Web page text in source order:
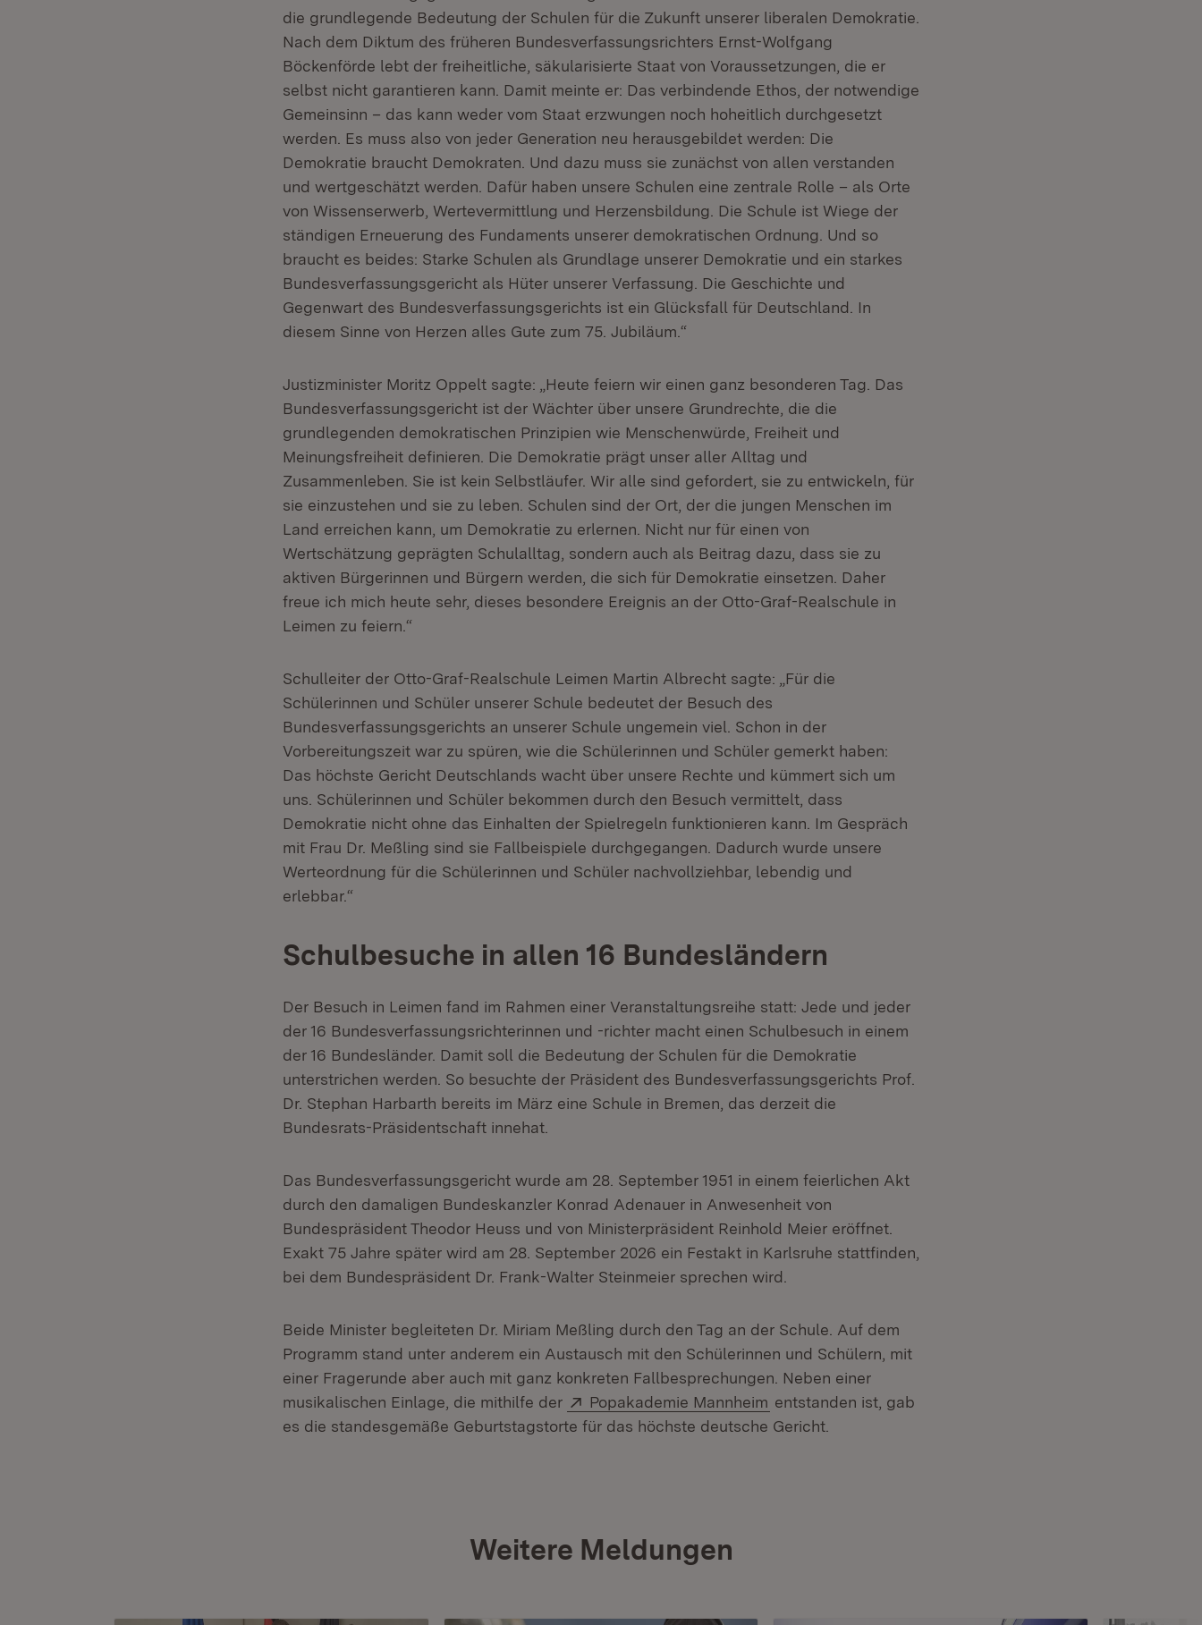
die grundlegende Bedeutung der Schulen für die Zukunft unserer liberalen Demokratie.
Nach dem Diktum des früheren Bundesverfassungsrichters Ernst-Wolfgang
Böckenförde lebt der freiheitliche, säkularisierte Staat von Voraussetzungen, die er
selbst nicht garantieren kann. Damit meinte er: Das verbindende Ethos, der notwendige
Gemeinsinn – das kann weder vom Staat erzwungen noch hoheitlich durchgesetzt
werden. Es muss also von jeder Generation neu herausgebildet werden: Die
Demokratie braucht Demokraten. Und dazu muss sie zunächst von allen verstanden
und wertgeschätzt werden. Dafür haben unsere Schulen eine zentrale Rolle – als Orte
von Wissenserwerb, Wertevermittlung und Herzensbildung. Die Schule ist Wiege der
ständigen Erneuerung des Fundaments unserer demokratischen Ordnung. Und so
braucht es beides: Starke Schulen als Grundlage unserer Demokratie und ein starkes
Bundesverfassungsgericht als Hüter unserer Verfassung. Die Geschichte und
Gegenwart des Bundesverfassungsgerichts ist ein Glücksfall für Deutschland. In
diesem Sinne von Herzen alles Gute zum 75. Jubiläum.“
Justizminister Moritz Oppelt sagte: „Heute feiern wir einen ganz besonderen Tag. Das
Bundesverfassungsgericht ist der Wächter über unsere Grundrechte, die die
grundlegenden demokratischen Prinzipien wie Menschenwürde, Freiheit und
Meinungsfreiheit definieren. Die Demokratie prägt unser aller Alltag und
Zusammenleben. Sie ist kein Selbstläufer. Wir alle sind gefordert, sie zu entwickeln, für
sie einzustehen und sie zu leben. Schulen sind der Ort, der die jungen Menschen im
Land erreichen kann, um Demokratie zu erlernen. Nicht nur für einen von
Wertschätzung geprägten Schulalltag, sondern auch als Beitrag dazu, dass sie zu
aktiven Bürgerinnen und Bürgern werden, die sich für Demokratie einsetzen. Daher
freue ich mich heute sehr, dieses besondere Ereignis an der Otto-Graf-Realschule in
Leimen zu feiern.“
Schulleiter der Otto-Graf-Realschule Leimen Martin Albrecht sagte: „Für die
Schülerinnen und Schüler unserer Schule bedeutet der Besuch des
Bundesverfassungsgerichts an unserer Schule ungemein viel. Schon in der
Vorbereitungszeit war zu spüren, wie die Schülerinnen und Schüler gemerkt haben:
Das höchste Gericht Deutschlands wacht über unsere Rechte und kümmert sich um
uns. Schülerinnen und Schüler bekommen durch den Besuch vermittelt, dass
Demokratie nicht ohne das Einhalten der Spielregeln funktionieren kann. Im Gespräch
mit Frau Dr. Meßling sind sie Fallbeispiele durchgegangen. Dadurch wurde unsere
Werteordnung für die Schülerinnen und Schüler nachvollziehbar, lebendig und
erlebbar.“
Schulbesuche in allen 16 Bundesländern
Der Besuch in Leimen fand im Rahmen einer Veranstaltungsreihe statt: Jede und jeder
der 16 Bundesverfassungsrichterinnen und -richter macht einen Schulbesuch in einem
der 16 Bundesländer. Damit soll die Bedeutung der Schulen für die Demokratie
unterstrichen werden. So besuchte der Präsident des Bundesverfassungsgerichts Prof.
Dr. Stephan Harbarth bereits im März eine Schule in Bremen, das derzeit die
Bundesrats-Präsidentschaft innehat.
Das Bundesverfassungsgericht wurde am 28. September 1951 in einem feierlichen Akt
durch den damaligen Bundeskanzler Konrad Adenauer in Anwesenheit von
Bundespräsident Theodor Heuss und von Ministerpräsident Reinhold Meier eröffnet.
Exakt 75 Jahre später wird am 28. September 2026 ein Festakt in Karlsruhe stattfinden,
bei dem Bundespräsident Dr. Frank-Walter Steinmeier sprechen wird.
Beide Minister begleiteten Dr. Miriam Meßling durch den Tag an der Schule. Auf dem
Programm stand unter anderem ein Austausch mit den Schülerinnen und Schülern, mit
einer Fragerunde aber auch mit ganz konkreten Fallbesprechungen. Neben einer
musikalischen Einlage, die mithilfe der
Extern:
Popakademie Mannheim (Öffnet in neuem Fenster)
entstanden ist, gab
es die standesgemäße Geburtstagstorte für das höchste deutsche Gericht.
Weitere Meldungen